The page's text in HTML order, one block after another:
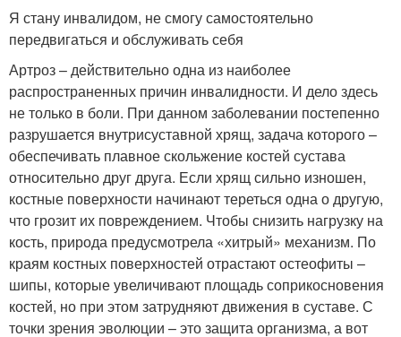
Я стану инвалидом, не смогу самостоятельно
передвигаться и обслуживать себя
Артроз – действительно одна из наиболее
распространенных причин инвалидности. И дело здесь
не только в боли. При данном заболевании постепенно
разрушается внутрисуставной хрящ, задача которого –
обеспечивать плавное скольжение костей сустава
относительно друг друга. Если хрящ сильно изношен,
костные поверхности начинают тереться одна о другую,
что грозит их повреждением. Чтобы снизить нагрузку на
кость, природа предусмотрела «хитрый» механизм. По
краям костных поверхностей отрастают остеофиты –
шипы, которые увеличивают площадь соприкосновения
костей, но при этом затрудняют движения в суставе. С
точки зрения эволюции – это защита организма, а вот